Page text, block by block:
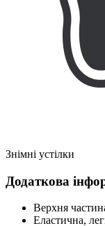
Знімні устілки
Додаткова
Верхня
Еластична,